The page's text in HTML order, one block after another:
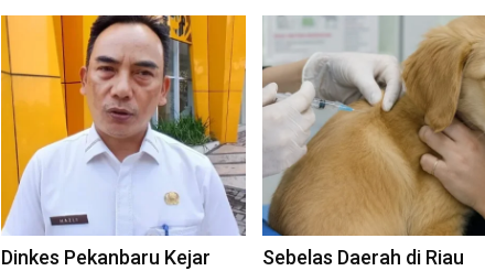
Dinkes Pekanbaru Kejar
Sebelas Daerah di Riau